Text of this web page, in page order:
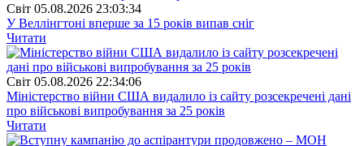
Свiт 05.08.2026 23:03:34
У Веллінгтоні вперше за 15 років випав сніг
Читати
Свiт 05.08.2026 22:34:06
Міністерство війни США видалило із сайту розсекречені дані
про військові випробування за 25 років
Читати